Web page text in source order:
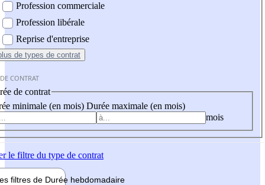
Profession commerciale
Profession libérale
Reprise d'entreprise
de types de contrat
CONTRAT
de contrat
minimale (en mois) Durée maximale (en mois)
mois
le filtre du type de contrat
filtres de Durée hebdomadaire